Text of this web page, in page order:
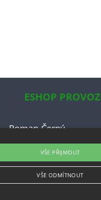
ESHOP
Roman Černý
VŠE PŘIJMOUT
VŠE ODMÍTNOUT